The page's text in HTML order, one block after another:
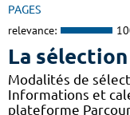
PAGES
relevance:
La sélection
Modalités de
Informations et
plateforme